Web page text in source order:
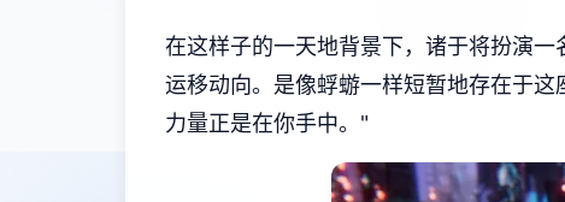
在这样子的一天地背景下，诸于将扮演
运移动向。是像蜉蝣一样短暂地存在于
力量正是在你手中。"